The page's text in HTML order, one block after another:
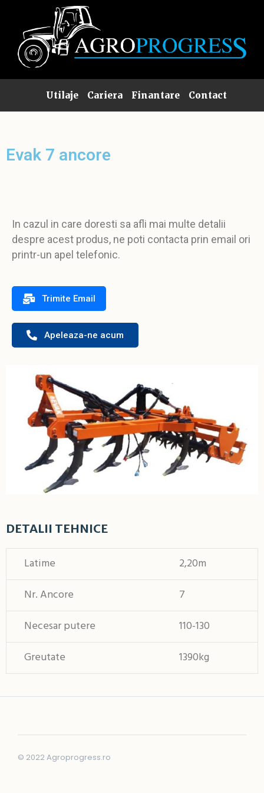
Utilaje Cariera Finantare Contact
Evak 7 ancore
In cazul in care doresti sa afli mai multe detalii
despre acest produs, ne poti contacta prin email ori
printr-un apel telefonic.
Trimite Email
Apeleaza-ne acum
DETALII TEHNICE
Latime
2,20m
Nr. Ancore
7
Necesar putere
110-130
Greutate
1390kg
© 2022 Agroprogress.ro